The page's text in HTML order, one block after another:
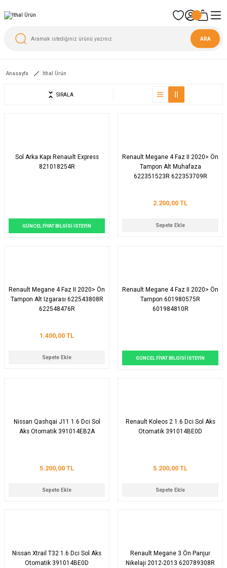
ARA
Anasayfa İthal Ürün
SIRALA
Sol Arka Kapı Renauılt Express
821018254R
GÜNCEL FİYAT BİLGİSİ İSTEYİN
Renault Megane 4 Faz II 2020> Ön
Tampon Alt Muhafaza
622351523R 622353709R
2.200,00 TL
Sepete Ekle
Renault Megane 4 Faz II 2020> Ön
Tampon Alt Izgarası 622543808R
622548476R
1.400,00 TL
Sepete Ekle
Renault Megane 4 Faz II 2020> Ön
Tampon 601980575R
601984810R
GÜNCEL FİYAT BİLGİSİ İSTEYİN
Nissan Qashqai J11 1.6 Dci Sol
Aks Otomatik 391014EB2A
5.200,00 TL
Sepete Ekle
Renault Koleos 2 1.6 Dci Sol Aks
Otomatik 391014BE0D
5.200,00 TL
Sepete Ekle
Nissan Xtrail T32 1.6 Dci Sol Aks
Otomatik 391014BE0D
Renault Megane 3 Ön Panjur
Nikelajı 2012-2013 620789308R